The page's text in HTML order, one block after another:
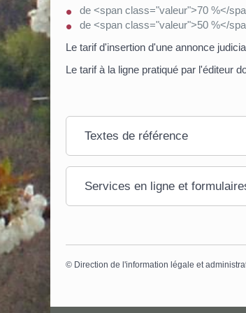
de <span class="valeur">70 %</
de <span class="valeur">50 %</
Le tarif d'insertion d'une annonce
Le tarif à la ligne pratiqué par l'éditeur
Textes de référence
Services en ligne et
© Direction de l'information légale et